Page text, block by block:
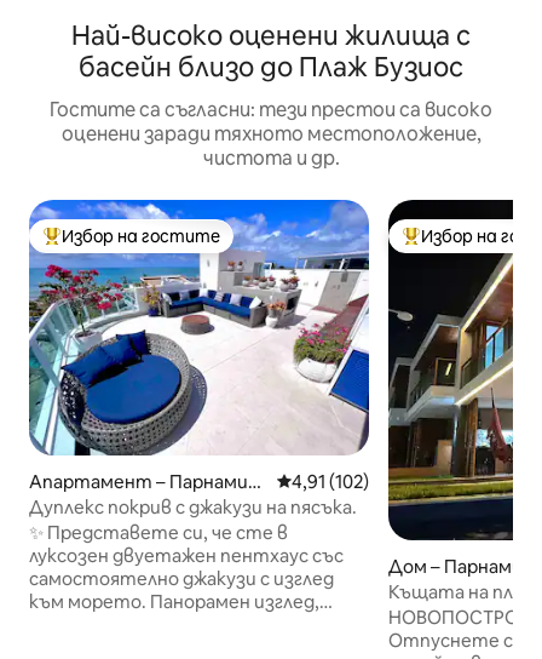
Най-високо оценени жилища с
басейн близо до Плаж Бузиос
Гостите са съгласни: тези престои са високо
оценени заради тяхното местоположение,
чистота и др.
Най-популярен избор на гостите
Избор на гостите
Апартамент – Парнамир
ин
Средна оценка: 4,91 от 5,
4,91 (102)
Дуплекс покрив с джакузи на пясъка.
✨ Представете си, че сте в
луксозен двуетажен пентхаус със
самостоятелно джакузи с изглед
към морето. Панорамен изглед,
Най-популярен
Избор на
Дом –
Къщата на
изглед към
Отпуснете се и